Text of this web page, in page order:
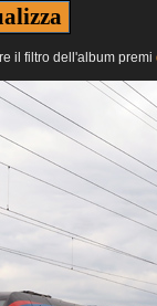
il filtro dell'album premi